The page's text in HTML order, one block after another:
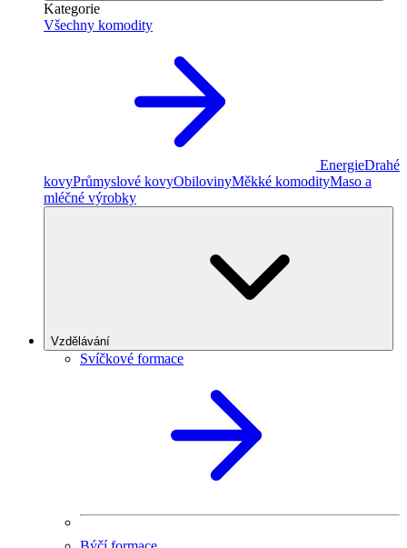
Kategorie
Všechny komodity
EnergieDrahé
kovyPrůmyslové kovyObilovinyMěkké komodityMaso a
mléčné výrobky
Vzdělávání
Svíčkové formace